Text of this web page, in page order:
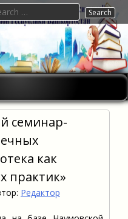
семинар-
как
практик»
Редактор